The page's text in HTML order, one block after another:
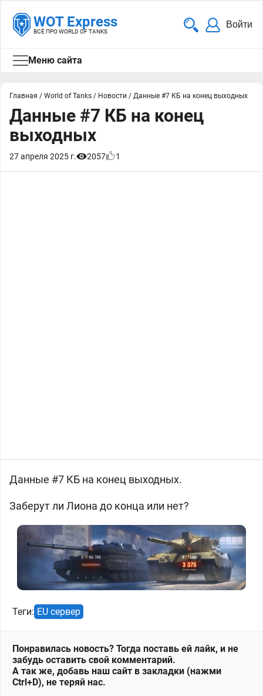
WOT Express
ВСЁ ПРО WORLD OF TANKS
Войти
Меню сайта
Главная / World of Tanks / Новости / Данные #7 КБ на конец выходных
Данные #7 КБ на конец
выходных
27 апреля 2025 г. 2057 1
Данные #7 КБ на конец выходных.
Заберут ли Лиона до конца или нет?
Теги: EU сервер
Понравилась новость? Тогда поставь ей лайк, и не
забудь оставить свой комментарий.
А так же, добавь наш сайт в закладки (нажми
Ctrl+D), не теряй нас.